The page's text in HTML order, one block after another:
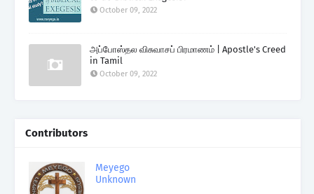
October 09, 2022
அப்போஸ்தல விசுவாசப் பிரமாணம் | Apostle's Creed
in Tamil
October 09, 2022
Contributors
Meyego
Unknown